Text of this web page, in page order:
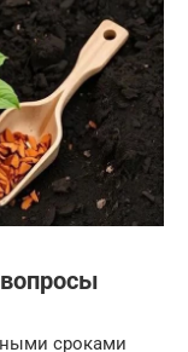
сроками